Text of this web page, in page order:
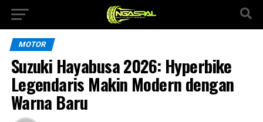
MOTOR
Suzuki Hayabusa 2026: Hyperbike
Legendaris Makin Modern dengan
Warna Baru